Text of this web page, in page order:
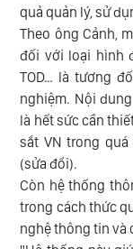
quả quản lý, sử
Theo ông Cảnh,
đối với loại hình
TOD… là tương
nghiệm. Nội
là hết sức cần
sắt VN trong
(sửa đổi).
Còn hệ thống
trong cách thức
nghệ thông tin và